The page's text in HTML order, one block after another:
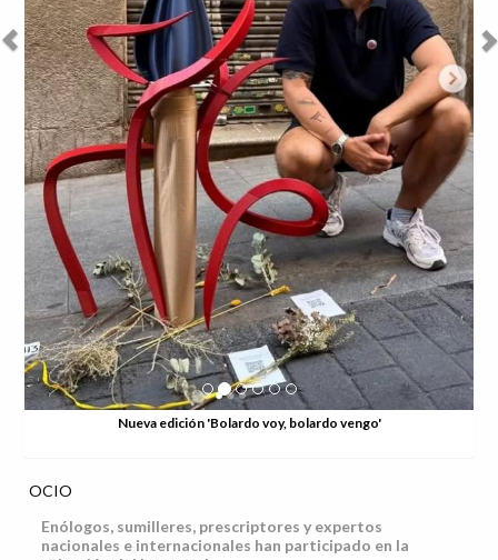
Nueva edición 'Bolardo voy, bolardo vengo'
OCIO
Enólogos, sumilleres, prescriptores y expertos
nacionales e internacionales han participado en la